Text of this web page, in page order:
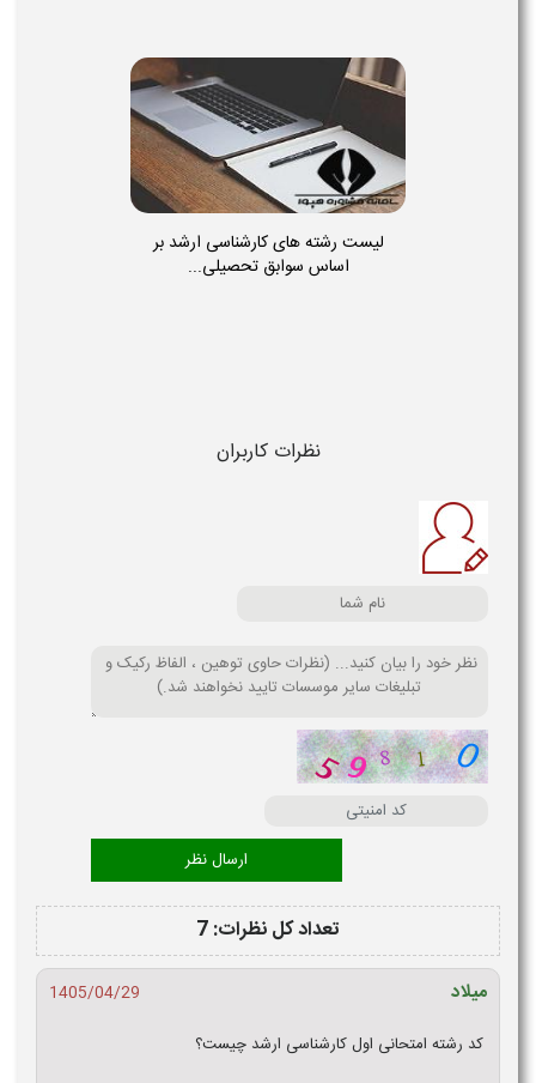
لیست رشته های کارشناسی ارشد بر
اساس سوابق تحصیلی...
نظرات کاربران
تعداد کل نظرات: 7
میلاد
1405/04/29
کد رشته امتحانی اول کارشناسی ارشد چیست؟